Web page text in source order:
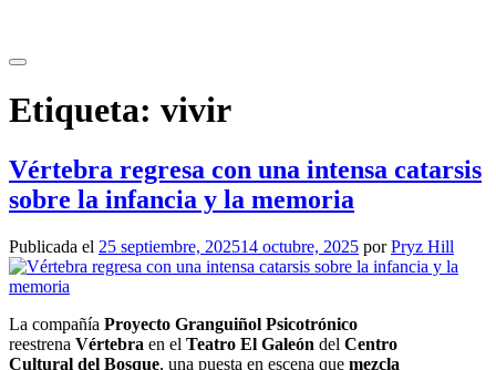
contenido
Etiqueta: vivir
Vértebra regresa con una intensa catarsis
sobre la infancia y la memoria
Publicada el 25 septiembre, 202514 octubre, 2025 porPryz Hill
La compañía Proyecto Granguiñol Psicotrónico
reestrena Vértebra en el Teatro El Galeón del Centro
Cultural del Bosque, una puesta en escena que mezcla